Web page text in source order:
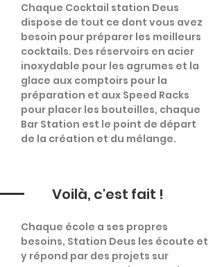
Chaque Cocktail station Deus
dispose de tout ce dont vous avez
besoin pour préparer les meilleurs
cocktails. Des réservoirs en acier
inoxydable pour les agrumes et la
glace aux comptoirs pour la
préparation et aux Speed Racks
pour placer les bouteilles, chaque
Bar Station est le point de départ
de la création et du mélange.
Voilà, c'est fait !
Chaque école a ses propres
besoins, Station Deus les écoute et
y répond par des projets sur